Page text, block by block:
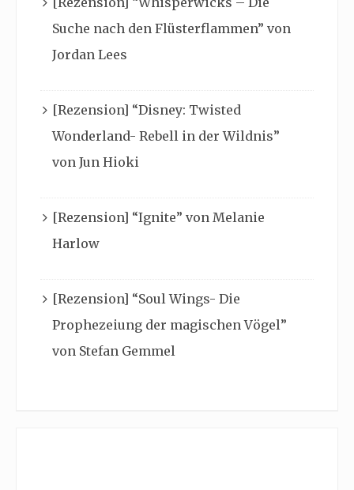
Suche nach den Flüsterflammen” von
Jordan Lees
[Rezension] “Disney: Twisted
Wonderland- Rebell in der Wildnis”
von Jun Hioki
[Rezension] “Ignite” von Melanie
Harlow
[Rezension] “Soul Wings- Die
Prophezeiung der magischen Vögel”
von Stefan Gemmel